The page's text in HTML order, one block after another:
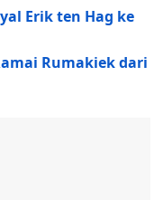
Erik ten Hag ke
Rumakiek dari